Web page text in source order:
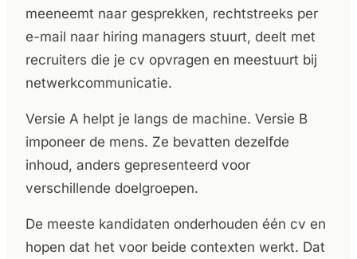
meeneemt naar gesprekken, rechtstreeks per
e-mail naar hiring managers stuurt, deelt met
recruiters die je cv opvragen en meestuurt bij
netwerkcommunicatie.
Versie A helpt je langs de machine. Versie B
imponeer de mens. Ze bevatten dezelfde
inhoud, anders gepresenteerd voor
verschillende doelgroepen.
De meeste kandidaten onderhouden één cv en
hopen dat het voor beide contexten werkt. Dat